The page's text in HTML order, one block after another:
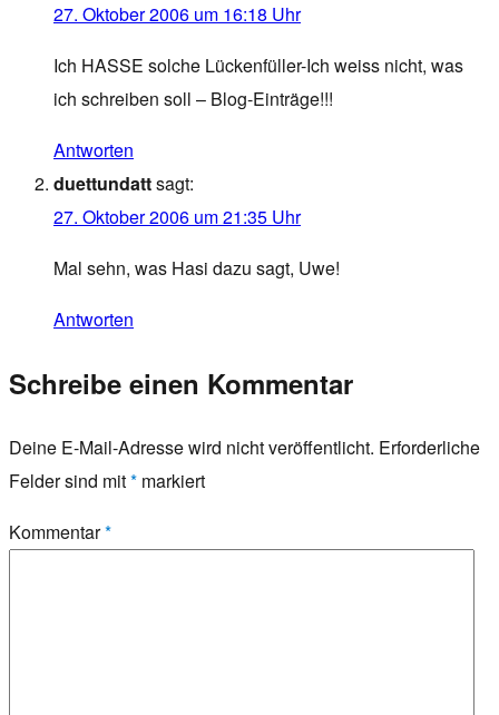
27. Oktober 2006 um 16:18 Uhr
Ich HASSE solche Lückenfüller-Ich weiss nicht, was
ich schreiben soll – Blog-Einträge!!!
Antworten
duettundattsagt:
27. Oktober 2006 um 21:35 Uhr
Mal sehn, was Hasi dazu sagt, Uwe!
Antworten
Schreibe einen Kommentar
Deine E-Mail-Adresse wird nicht veröffentlicht. Erforderliche
Felder sind mit* markiert
Kommentar*